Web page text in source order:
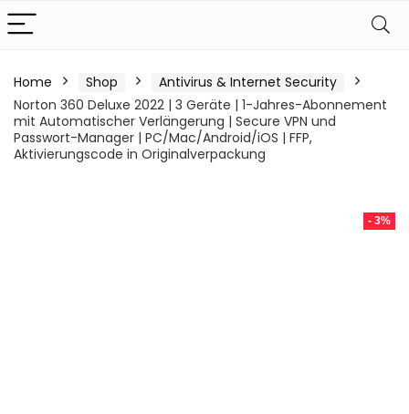
Home Shop
Antivirus & Internet Security
Norton 360 Deluxe 2022 | 3 Geräte | 1-Jahres-Abonnement
mit Automatischer Verlängerung | Secure VPN und
Passwort-Manager | PC/Mac/Android/iOS | FFP,
Aktivierungscode in Originalverpackung
- 3%